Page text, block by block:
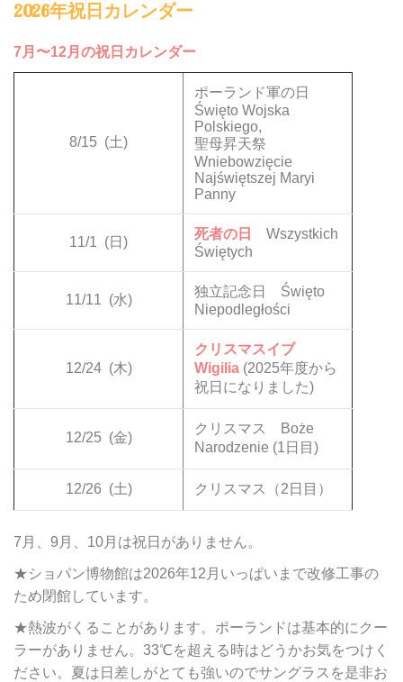
2026年祝日カレンダー
7月〜12月の祝日カレンダー
8/15 (土)
ポーランド軍の日
Święto Wojska
Polskiego,
聖母昇天祭
Wniebowzięcie
Najświętszej Maryi
Panny
11/1 (日)
死者の日
Wszystkich
Świętych
11/11 (水)
独立記念日 Święto
Niepodległości
12/24 (木)
クリスマスイブ
Wigilia (2025年度から
祝日になりました)
12/25 (金)
クリスマス Boże
Narodzenie (1日目)
12/26 (土) クリスマス（2日目）
7月、9月、10月は祝日がありません。
★ショパン博物館は2026年12月いっぱいまで改修工事の
ため閉館しています。
★熱波がくることがあります。ポーランドは基本的にクー
ラーがありません。33℃を超える時はどうかお気をつけく
ださい。夏は日差しがとても強いのでサングラスを是非お